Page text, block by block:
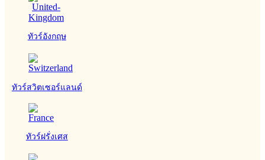
ทัวร์อังกฤษ
ทัวร์สวิตเซอร์แลนด์
ทัวร์ฝรั่งเศส